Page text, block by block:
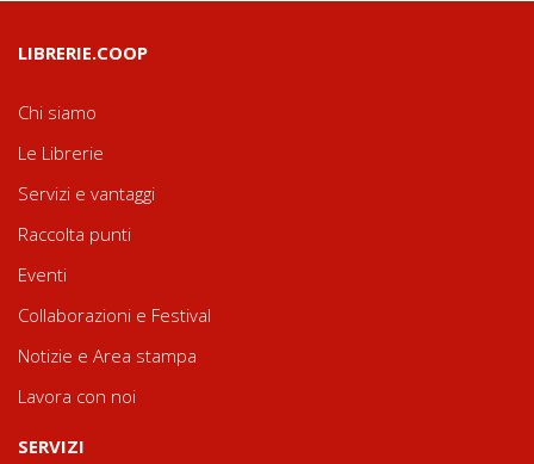
LIBRERIE.COOP
Chi siamo
Le Librerie
Servizi e vantaggi
Raccolta punti
Eventi
Collaborazioni e Festival
Notizie e Area stampa
Lavora con noi
SERVIZI